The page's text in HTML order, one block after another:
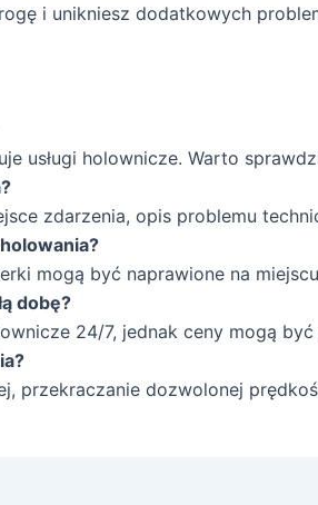
i unikniesz dodatkowych
usługi holownicze. Warto
zdarzenia, opis problemu
mogą być naprawione na
dobę?
24/7, jednak ceny mogą
przekraczanie dozwolonej